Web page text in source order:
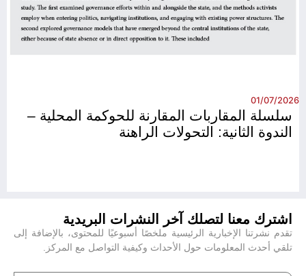
01/07/2026
سلسلة المقاربات المقارنة للحوكمة المحلية –
الندوة الثانية: التحولات الراهنة
اشترك معنا لتصلك آخر النشرات البريدية
تقدم نشرتنا الإخبارية الرئيسية ملخصًا أسبوعيًا للمحتوى، بالإضافة إلى
تلقي أحدث المعلومات حول الأحداث وكيفية التواصل مع المركز.